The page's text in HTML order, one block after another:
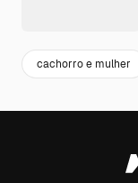
cachorro e mulher